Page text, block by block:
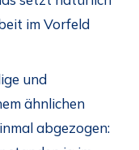
im Vorfeld
und
ähnlichen
abgezogen: